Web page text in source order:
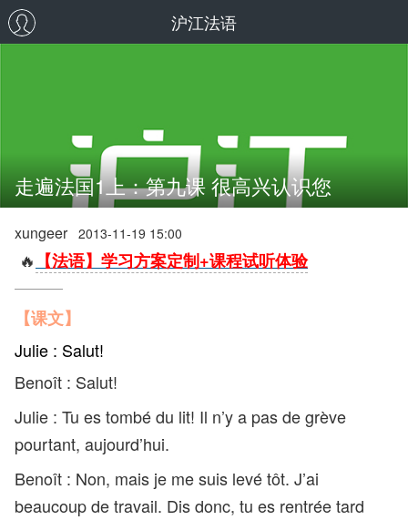
沪江法语
走遍法国1上：第九课 很高兴认识您
xungeer 2013-11-19 15:00
🔥 【法语】学习方案定制+课程试听体验
【课文】
Julie : Salut!
Benoît : Salut!
Julie : Tu es tombé du lit! Il n’y a pas de grève
pourtant, aujourd’hui.
Benoît : Non, mais je me suis levé tôt. J’ai
beaucoup de travail. Dis donc, tu es rentrée tard